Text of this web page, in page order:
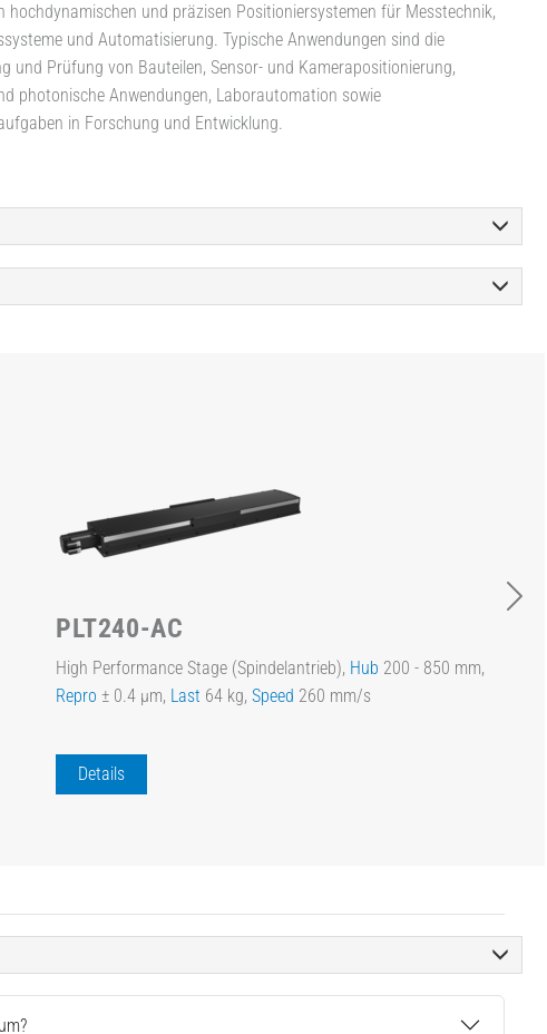
hochdynamischen und präzisen Positioniersystemen für Messtechnik,
und Automatisierung. Typische Anwendungen sind die
und Prüfung von Bauteilen, Sensor- und Kamerapositionierung,
photonische Anwendungen, Laborautomation sowie
in Forschung und Entwicklung.
PLT240-AC
High Performance Stage (Spindelantrieb), Hub 200 - 850 mm,
Repro ± 0.4 µm, Last 64 kg, Speed 260 mm/s
Details